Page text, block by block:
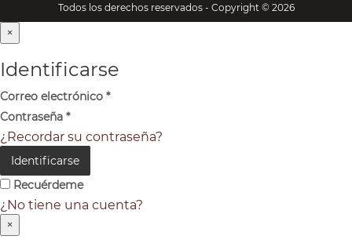
Todos los derechos reservados - Copyright © 2026
×
Identificarse
Correo electrónico *
Contraseña *
¿Recordar su contraseña?
Identificarse
Recuérdeme
¿No tiene una cuenta?
×